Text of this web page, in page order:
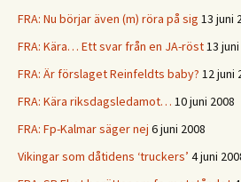
FRA: Nu börjar även (m) röra på sig 13 juni
FRA: Kära… Ett svar från en JA-röst13
FRA: Är förslaget Reinfeldts baby? 12 juni
FRA: Kära riksdagsledamot… 10 juni 2008
FRA: Fp-Kalmar säger nej 6 juni 2008
Vikingar som dåtidens ‘truckers’ 4 juni